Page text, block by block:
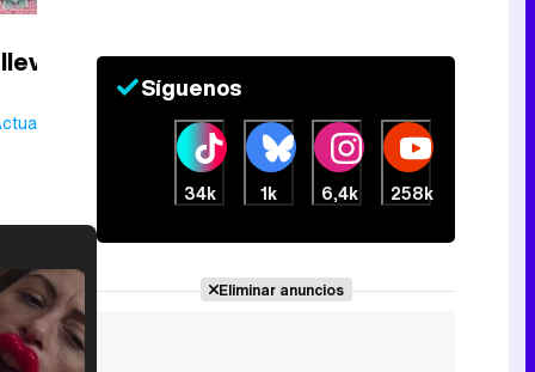
al
Síguenos
34k 1k 6,4k 258k
Eliminar anuncios